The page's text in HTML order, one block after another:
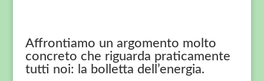
Affrontiamo un argomento molto
concreto che riguarda praticamente
tutti noi: la bolletta dell’energia.